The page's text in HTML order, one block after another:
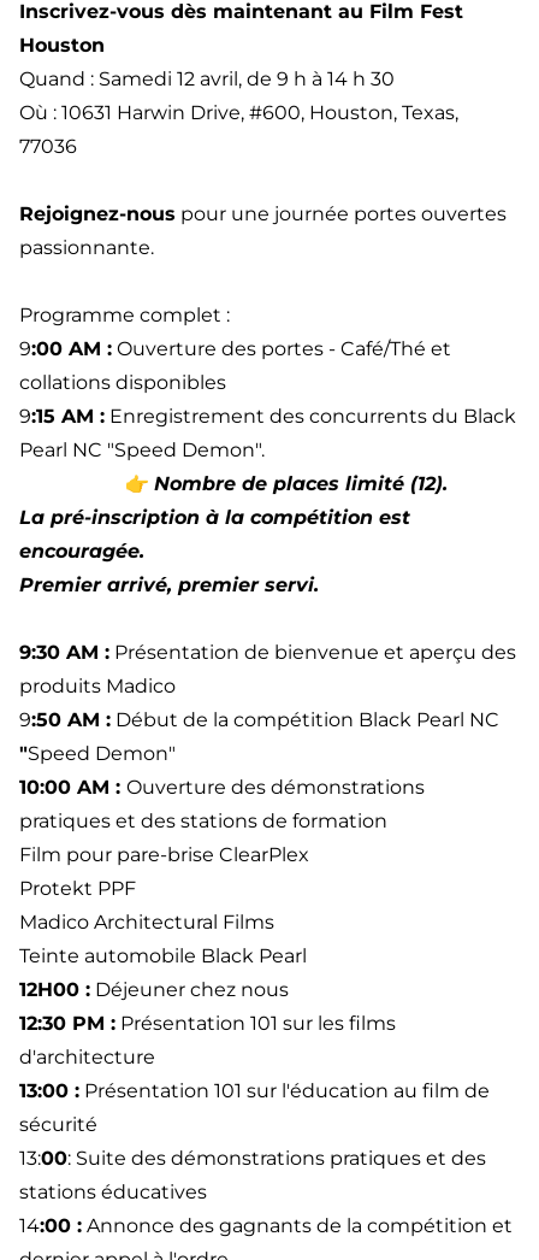
Inscrivez-vous dès maintenant au Film Fest
Houston
Quand : Samedi 12 avril, de 9 h à 14 h 30
Où : 10631 Harwin Drive, #600, Houston, Texas,
77036
Rejoignez-nous pour une journée portes ouvertes
passionnante.
Programme complet :
9:00 AM : Ouverture des portes - Café/Thé et
collations disponibles
9:15 AM : Enregistrement des concurrents du Black
Pearl NC "Speed Demon".
👉 Nombre de places limité (12).
La pré-inscription à la compétition est
encouragée.
Premier arrivé, premier servi.
9:30 AM : Présentation de bienvenue et aperçu des
produits Madico
9:50 AM : Début de la compétition Black Pearl NC
"Speed Demon"
10:00 AM : Ouverture des démonstrations
pratiques et des stations de formation
Film pour pare-brise ClearPlex
Protekt PPF
Madico Architectural Films
Teinte automobile Black Pearl
12H00 : Déjeuner chez nous
12:30 PM : Présentation 101 sur les films
d'architecture
13:00 : Présentation 101 sur l'éducation au film de
sécurité
13:00: Suite des démonstrations pratiques et des
stations éducatives
14:00 : Annonce des gagnants de la compétition et